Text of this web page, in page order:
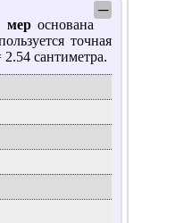
─
мероснована
точная
сантиметра.